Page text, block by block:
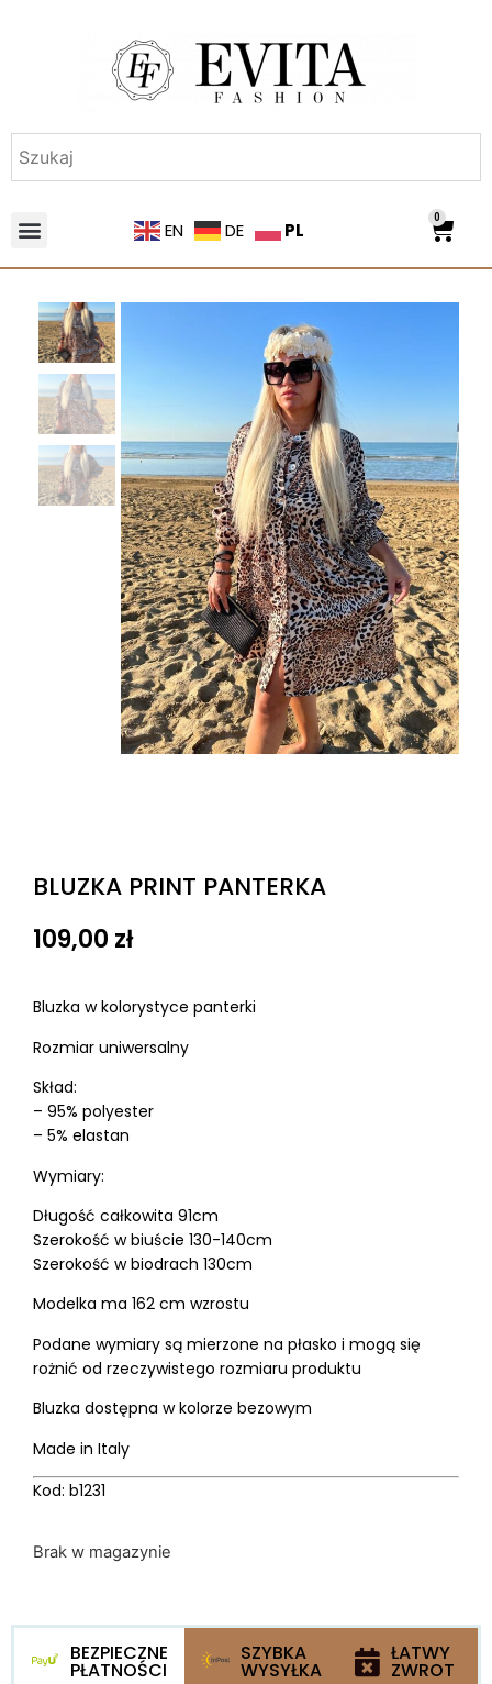
EN DE PL
0
BLUZKA PRINT PANTERKA
109,00 zł
Bluzka w kolorystyce panterki
Rozmiar uniwersalny
Skład:
– 95% polyester
– 5% elastan
Wymiary:
Długość całkowita 91cm
Szerokość w biuście 130-140cm
Szerokość w biodrach 130cm
Modelka ma 162 cm wzrostu
Podane wymiary są mierzone na płasko i mogą się
rożnić od rzeczywistego rozmiaru produktu
Bluzka dostępna w kolorze bezowym
Made in Italy
Kod: b1231
Brak w magazynie
BEZPIECZNE
PŁATNOŚCI
SZYBKA
WYSYŁKA
ŁATWY
ZWROT